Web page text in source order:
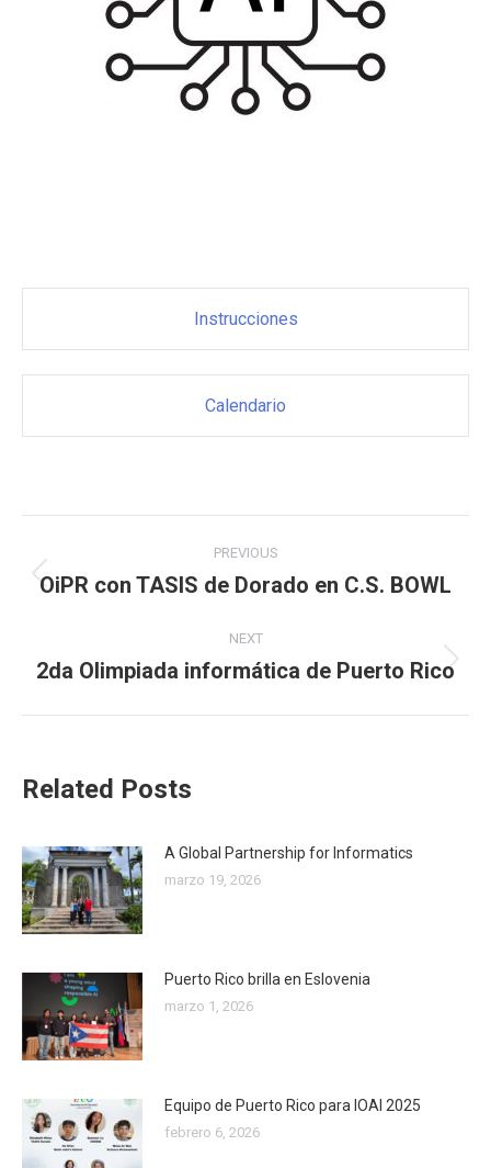
Instrucciones
Calendario
navigation
PREVIOUS
Previous
OiPR con TASIS de Dorado en C.S. BOWL
NEXT
Next
2da Olimpiada informática de Puerto Rico
Related Posts
A Global Partnership for Informatics
marzo 19, 2026
Puerto Rico brilla en Eslovenia
marzo 1, 2026
Equipo de Puerto Rico para IOAI 2025
febrero 6, 2026